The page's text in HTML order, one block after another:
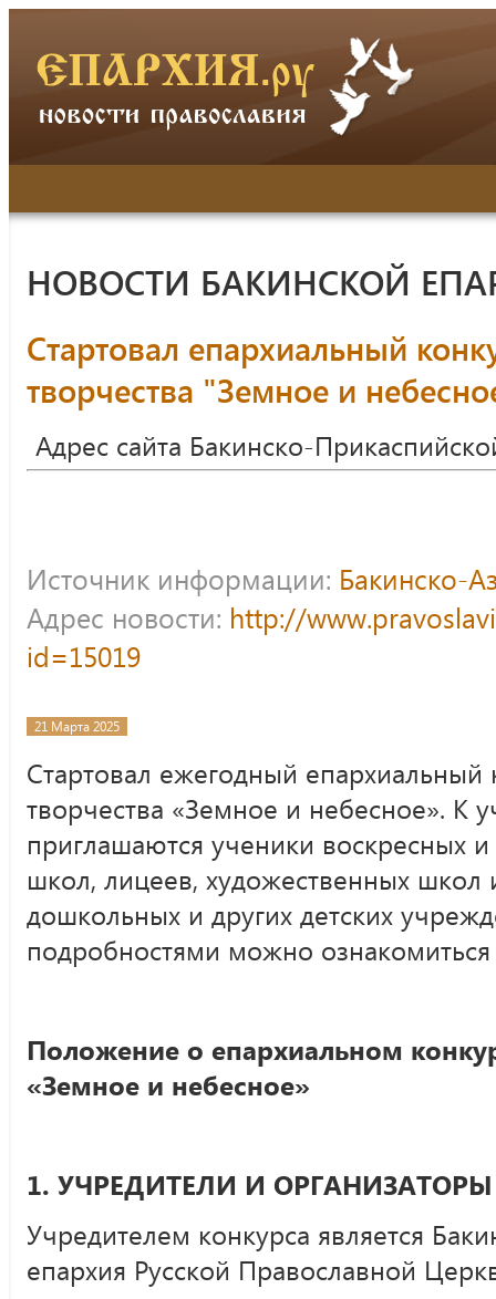
НОВОСТИ БАКИНСКОЙ
Стартовал епархиальный
творчества "Земное и
Адрес сайта Бакинско-
Источник информации: Бакинско-
Адрес новости: http://
id=15019
21 Марта 2025
Стартовал ежегодный епархиальный
творчества «Земное и небесное». К
приглашаются ученики воскресных
школ, лицеев, художественных школ
дошкольных и других детских
подробностями можно
Положение о епархиальном
«Земное и небесное»
1. УЧРЕДИТЕЛИ И ОРГАНИЗАТОРЫ
Учредителем конкурса является
епархия Русской Православной